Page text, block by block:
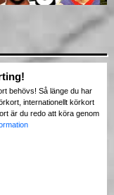
behövs! Så länge du har
internationellt körkort
är du redo att köra genom